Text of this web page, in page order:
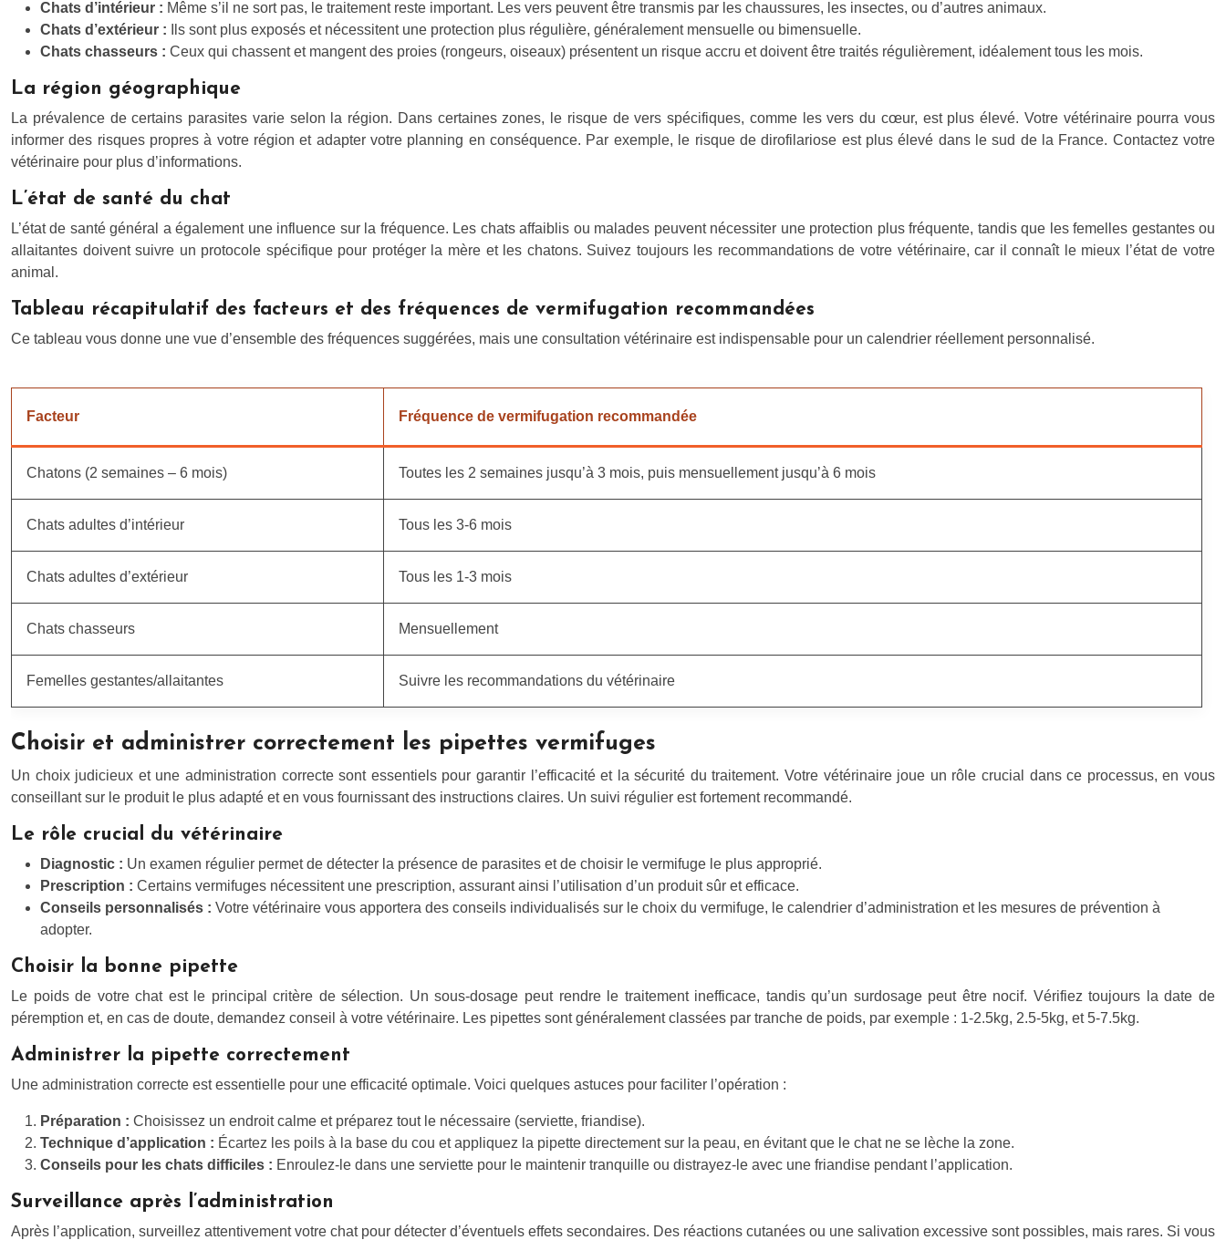
Chats d’intérieur : Même s’il ne sort pas, le traitement reste important. Les vers peuvent être transmis par les chaussures, les insectes, ou d’autres animaux.
Chats d’extérieur :
Ils sont plus exposés et nécessitent une protection plus régulière, généralement mensuelle ou bimensuelle.
Chats chasseurs : Ceux qui chassent et mangent des proies (rongeurs, oiseaux) présentent un risque accru et doivent être traités régulièrement, idéalement tous les mois.
La région géographique
La prévalence de certains parasites varie selon la région. Dans certaines zones, le risque de vers spécifiques, comme les vers du cœur, est plus élevé. Votre vétérinaire pourra vous
informer des risques propres à votre région et adapter votre planning en conséquence. Par exemple, le risque de dirofilariose est plus élevé dans le sud de la France. Contactez votre
vétérinaire pour plus d’informations.
L’état de santé du chat
L’état de santé général a également une influence sur la fréquence. Les chats affaiblis ou malades peuvent nécessiter une protection plus fréquente, tandis que les femelles gestantes ou
allaitantes doivent suivre un protocole spécifique pour protéger la mère et les chatons. Suivez toujours les recommandations de votre vétérinaire, car il connaît le mieux l’état de votre
animal.
Tableau récapitulatif des facteurs et des fréquences de vermifugation recommandées
Ce tableau vous donne une vue d’ensemble des fréquences suggérées, mais une consultation vétérinaire est indispensable pour un calendrier réellement personnalisé.
Facteur Fréquence de vermifugation recommandée
Chatons (2 semaines – 6 mois) Toutes les 2 semaines jusqu’à 3 mois, puis mensuellement jusqu’à 6 mois
Chats adultes d’intérieur Tous les 3-6 mois
Chats adultes d’extérieur Tous les 1-3 mois
Chats chasseurs Mensuellement
Femelles gestantes/allaitantes Suivre les recommandations du vétérinaire
Choisir et administrer correctement les pipettes vermifuges
Un choix judicieux et une administration correcte sont essentiels pour garantir l’efficacité et la sécurité du traitement. Votre vétérinaire joue un rôle crucial dans ce processus, en vous
conseillant sur le produit le plus adapté et en vous fournissant des instructions claires. Un suivi régulier est fortement recommandé.
Le rôle crucial du vétérinaire
Diagnostic : Un examen régulier permet de détecter la présence de parasites et de choisir le vermifuge le plus approprié.
Prescription : Certains vermifuges nécessitent une prescription, assurant ainsi l’utilisation d’un produit sûr et efficace.
Conseils personnalisés : Votre vétérinaire vous apportera des conseils individualisés sur le choix du vermifuge, le calendrier d’administration et les mesures de prévention à
adopter.
Choisir la bonne pipette
Le poids de votre chat est le principal critère de sélection. Un sous-dosage peut rendre le traitement inefficace, tandis qu’un surdosage peut être nocif. Vérifiez toujours la date de
péremption et, en cas de doute, demandez conseil à votre vétérinaire. Les pipettes sont généralement classées par tranche de poids, par exemple : 1-2.5kg, 2.5-5kg, et 5-7.5kg.
Administrer la pipette correctement
Une administration correcte est essentielle pour une efficacité optimale. Voici quelques astuces pour faciliter l’opération :
Préparation : Choisissez un endroit calme et préparez tout le nécessaire (serviette, friandise).
Technique d’application : Écartez les poils à la base du cou et appliquez la pipette directement sur la peau, en évitant que le chat ne se lèche la zone.
Conseils pour les chats difficiles : Enroulez-le dans une serviette pour le maintenir tranquille ou distrayez-le avec une friandise pendant l’application.
Surveillance après l’administration
Après l’application, surveillez attentivement votre chat pour détecter d’éventuels effets secondaires. Des réactions cutanées ou une salivation excessive sont possibles, mais rares. Si vous